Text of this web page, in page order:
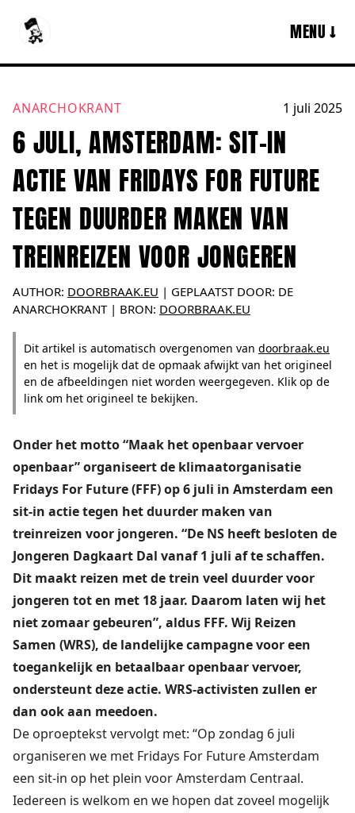
MENU ↓
ANARCHOKRANT 1 juli 2025
6 JULI, AMSTERDAM: SIT-IN
ACTIE VAN FRIDAYS FOR FUTURE
TEGEN DUURDER MAKEN VAN
TREINREIZEN VOOR JONGEREN
AUTHOR: DOORBRAAK.EU | GEPLAATST DOOR: DE
ANARCHOKRANT| BRON: DOORBRAAK.EU
Dit artikel is automatisch overgenomen van doorbraak.eu
en het is mogelijk dat de opmaak afwijkt van het origineel
en de afbeeldingen niet worden weergegeven. Klik op de
link om het origineel te bekijken.
Onder het motto “Maak het openbaar vervoer
openbaar” organiseert de klimaatorganisatie
Fridays For Future(FFF) op 6 juli in Amsterdam een
sit-in actie tegen het duurder maken van
treinreizen voor jongeren. “De NS heeft besloten de
Jongeren Dagkaart Dal vanaf 1 juli af te schaffen.
Dit maakt reizen met de trein veel duurder voor
jongeren tot en met 18 jaar. Daarom laten wij het
niet zomaar gebeuren”, aldus FFF. Wij Reizen
Samen (WRS), de landelijke campagne voor een
toegankelijk en betaalbaar openbaar vervoer,
ondersteunt deze actie. WRS-activisten zullen er
dan ook aan meedoen.
De oproeptekst vervolgt met: “Op zondag 6 juli
organiseren we met Fridays For Future Amsterdam
een sit-in op het plein voor Amsterdam Centraal.
Iedereen is welkom en we hopen dat zoveel mogelijk